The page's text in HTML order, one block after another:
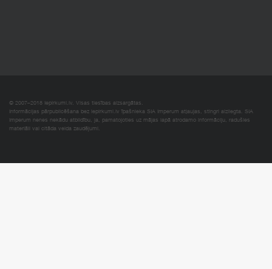
© 2007–2018 Iepirkumi.lv. Visas tiesības aizsargātas.
Informācijas pārpublicēšana bez iepirkumi.lv īpašnieka SIA Imperum atļaujas, stingri aizliegta. SIA
Imperum nenes nekādu atbildību, ja, pamatojoties uz mājas lapā atrodamo informāciju, radušies
materiāli vai citāda veida zaudējumi.